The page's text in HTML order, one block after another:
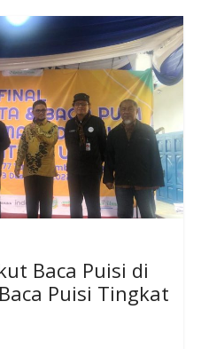
Baca Puisi di
Puisi Tingkat